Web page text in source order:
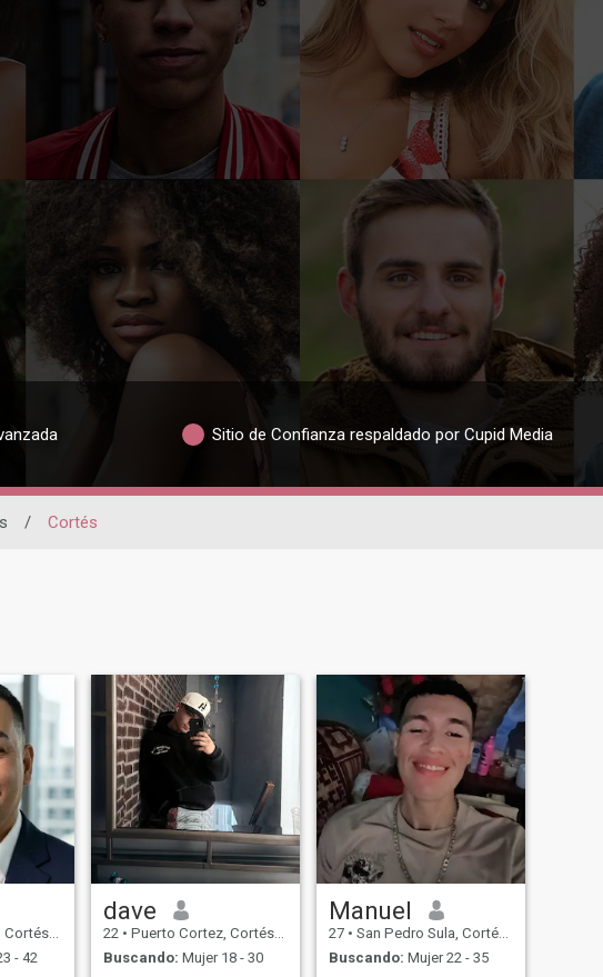
Sitio de Confianza respaldado por Cupid Media
/ Cortés
Honduras
- 42
dave
22 • Puerto Cortez, Cortés, Honduras
Buscando: Mujer 18 - 30
Manuel
27 • San Pedro Sula, Cortés, Honduras
Buscando: Mujer 22 - 35